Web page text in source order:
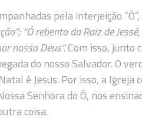
pela interjeição
“Ó rebento da Raiz de
nosso Deus”.Com isso, junto
do nosso Salvador. O
é Jesus. Por isso, a
Senhora do Ó, nos
coisa.